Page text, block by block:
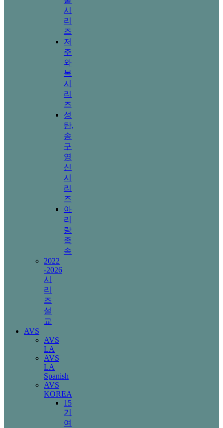
시
리
즈
저
주
와
복
시
리
즈
성
탄,
송
구
영
신
시
리
즈
아
리
랑
족
속
2022
-2026
시
리
즈
설
교
AVS
AVS
LA
AVS
LA
Spanish
AVS
KOREA
15
기
여